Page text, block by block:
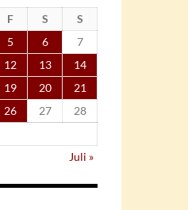
F S
S
5 6
7
12 13
14
19 20
21
26 27
28
Juli »